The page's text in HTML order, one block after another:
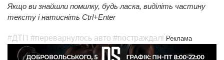
Якщо ви знайшли помилку, будь ласка, виділіть частину
тексту і натисніть Ctrl+Enter
#ДТП #переварнулось авто #постраждалі Реклама